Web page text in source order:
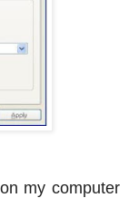
my computer